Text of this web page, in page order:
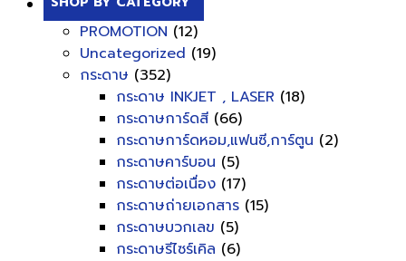
PROMOTION (12)
Uncategorized (19)
กระดาษ (352)
กระดาษ INKJET , LASER (18)
กระดาษการ์ดสี (66)
กระดาษการ์ดหอม,แฟนซี,การ์ตูน (2)
กระดาษคาร์บอน (5)
กระดาษต่อเนื่อง (17)
กระดาษถ่ายเอกสาร (15)
กระดาษบวกเลข (5)
กระดาษรีไซร์เคิล (6)